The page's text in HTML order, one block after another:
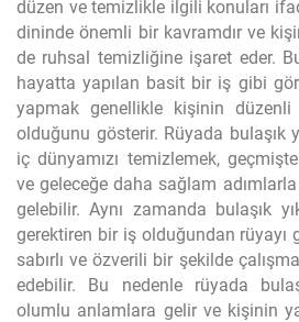
düzen ve temizlikle ilgili konuları
dininde önemli bir kavramdır ve
de ruhsal temizliğine işaret eder.
hayatta yapılan basit bir iş gibi
yapmak genellikle kişinin
olduğunu gösterir. Rüyada bulaşık
iç dünyamızı temizlemek,
ve geleceğe daha sağlam
gelebilir. Aynı zamanda bulaşık
gerektiren bir iş olduğundan rüyayı
sabırlı ve özverili bir şekilde
edebilir. Bu nedenle rüyada
olumlu anlamlara gelir ve kişinin